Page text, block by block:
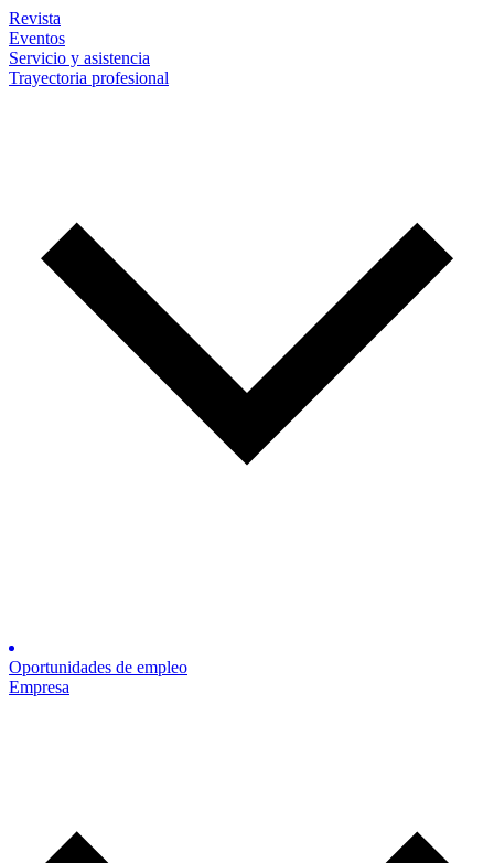
Revista
Eventos
Servicio y asistencia
Trayectoria profesional
Oportunidades de empleo
Empresa